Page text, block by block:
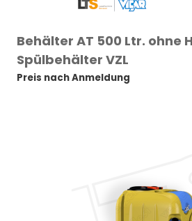
Behälter AT 500 Ltr. ohne
Spülbehälter VZL
Preis nach Anmeldung